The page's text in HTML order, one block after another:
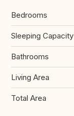
Bedrooms
Sleeping Capacity
Bathrooms
Living Area
Total Area